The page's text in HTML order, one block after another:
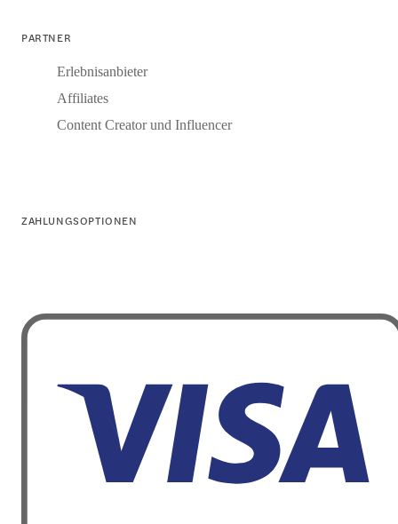
PARTNER
Erlebnisanbieter
Affiliates
Content Creator und Influencer
ZAHLUNGSOPTIONEN